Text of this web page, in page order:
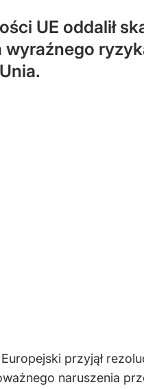
UE oddalił
przyjął
naruszenia